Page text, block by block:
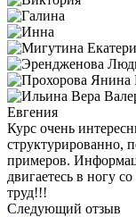
Евгения
Курс очень
структурированно,
примеров.
двигаетесь в ногу
труд!!!
Следующий отзыв